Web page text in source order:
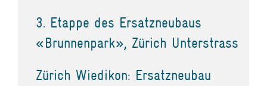
3. Etappe des Ersatzneubaus
«Brunnenpark», Zürich Unterstrass
Zürich Wiedikon: Ersatzneubau